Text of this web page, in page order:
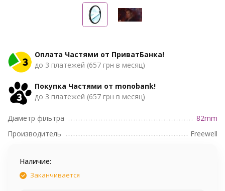
Оплата Частями от ПриватБанка!
до 3 платежей (657 грн в месяц)
Покупка Частями от monobank!
до 3 платежей (657 грн в месяц)
Діаметр фільтра
82mm
Производитель
Freewell
Наличие:
Заканчивается